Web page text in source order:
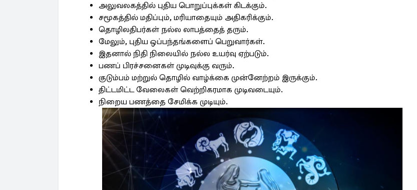
அலுவலகத்தில் புதிய பொறுப்புக்கள் கிடக்கும்.
சமூகத்தில் மதிப்பும், மரியாதையும் அதிகரிக்கும்.
தொழிலதிபர்கள் நல்ல லாபத்தைத் தரும்.
மேலும், புதிய ஒப்பந்தங்களைப் பெறுவார்கள்.
இதனால் நிதி நிலையில் நல்ல உயர்வு ஏற்படும்.
பணப் பிரச்சனைகள் முடிவுக்கு வரும்.
குடும்பம் மற்றுல் தொழில் வாழ்க்கை முன்னேற்றம் இருக்கும்.
திட்டமிட்ட வேலைகள் வெற்றிகரமாக முடிவடையும்.
நிறைய பணத்தை சேமிக்க முடியும்.